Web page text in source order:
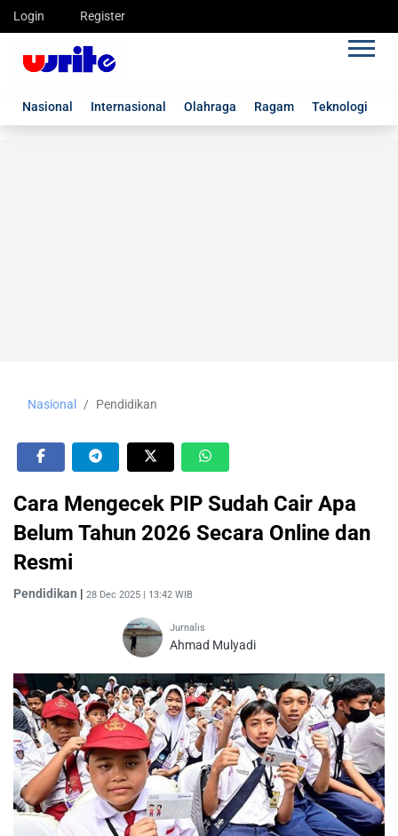
Login Register
Nasional Internasional Olahraga Ragam Teknologi
Nasional Pendidikan
Cara Mengecek PIP Sudah Cair Apa
Belum Tahun 2026 Secara Online dan
Resmi
Pendidikan | 28 Dec 2025 | 13:42 WIB
Jurnalis
Ahmad Mulyadi